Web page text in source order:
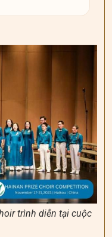
trình diễn tại cuộc